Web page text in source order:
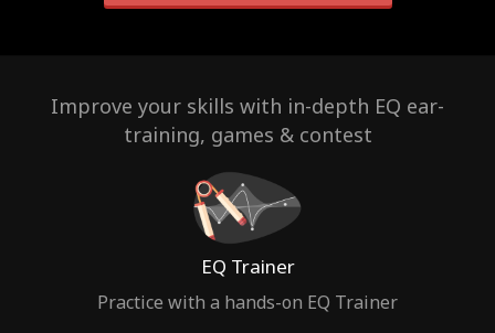
Improve your skills with in-depth EQ ear-
training, games & contest
EQ Trainer
Practice with a hands-on EQ Trainer